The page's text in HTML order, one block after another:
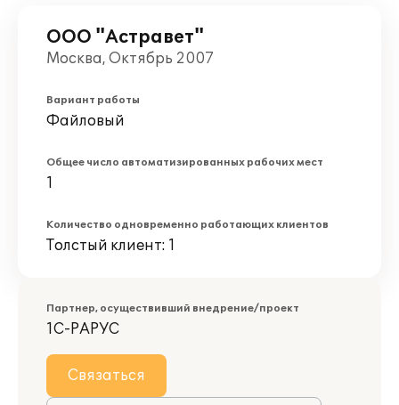
ООО "Астравет"
Москва, Октябрь 2007
Вариант работы
Файловый
Общее число автоматизированных рабочих мест
1
Количество одновременно работающих клиентов
Толстый клиент: 1
Партнер, осуществивший внедрение/проект
1С-РАРУС
Связаться